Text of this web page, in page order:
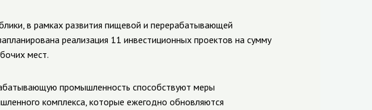
в рамках развития пищевой и перерабатывающей
реализация 11 инвестиционных проектов на сумму
мест.
промышленность способствуют меры
комплекса, которые ежегодно обновляются